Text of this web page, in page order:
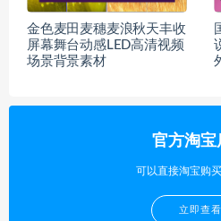
金色麦田麦穗麦浪秋天丰收
屏幕舞台动感LED高清视频
场景背景素材
官方淘宝
可以直接淘宝购
立即查看